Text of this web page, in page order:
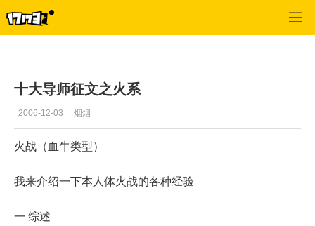
十大导师征文之火系
2006-12-03 烟烟
火战（血牛类型）
我来介绍一下本人体火战的各种经验
一 综述